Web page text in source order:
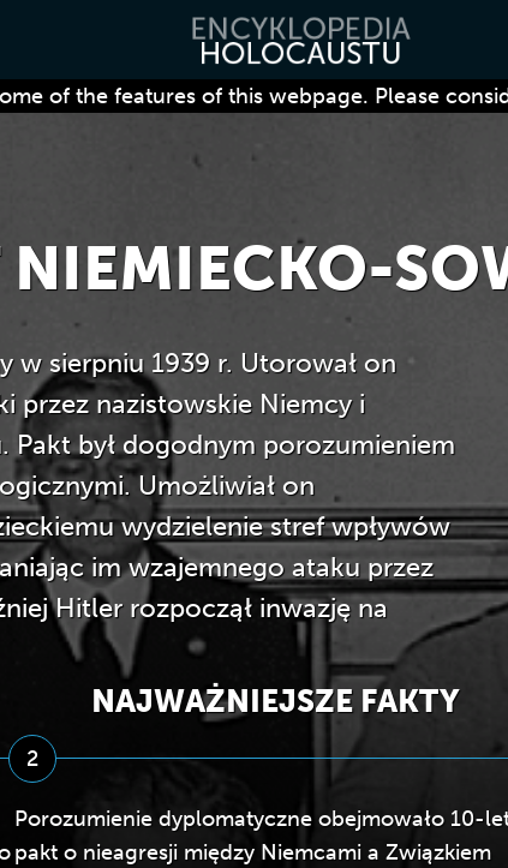
of the features of this webpage. Please
NIEMIECKO-
w sierpniu 1939 r. Utorował on
przez nazistowskie Niemcy i
Pakt był dogodnym porozumieniem
Umożliwiał on
wydzielenie stref wpływów
im wzajemnego ataku przez
Hitler rozpoczął inwazję na
NAJWAŻNIEJSZE FAKTY
2
Porozumienie dyplomatyczne obejmowało 10-
pakt o nieagresji między Niemcami a Związkiem